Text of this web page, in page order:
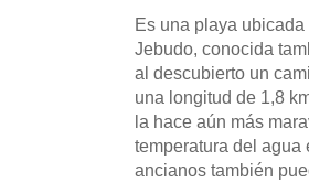
Es una playa
Jebudo, conocida
al descubierto un
una longitud de 1,8
la hace aún más
temperatura del agua
ancianos también